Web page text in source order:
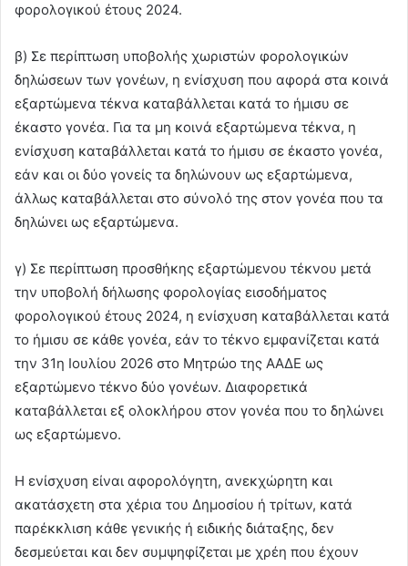
φορολογικού έτους 2024.
β) Σε περίπτωση υποβολής χωριστών φορολογικών
δηλώσεων των γονέων, η ενίσχυση που αφορά στα κοινά
εξαρτώμενα τέκνα καταβάλλεται κατά το ήμισυ σε
έκαστο γονέα. Για τα μη κοινά εξαρτώμενα τέκνα, η
ενίσχυση καταβάλλεται κατά το ήμισυ σε έκαστο γονέα,
εάν και οι δύο γονείς τα δηλώνουν ως εξαρτώμενα,
άλλως καταβάλλεται στο σύνολό της στον γονέα που τα
δηλώνει ως εξαρτώμενα.
γ) Σε περίπτωση προσθήκης εξαρτώμενου τέκνου μετά
την υποβολή δήλωσης φορολογίας εισοδήματος
φορολογικού έτους 2024, η ενίσχυση καταβάλλεται κατά
το ήμισυ σε κάθε γονέα, εάν το τέκνο εμφανίζεται κατά
την 31η Ιουλίου 2026 στο Μητρώο της ΑΑΔΕ ως
εξαρτώμενο τέκνο δύο γονέων. Διαφορετικά
καταβάλλεται εξ ολοκλήρου στον γονέα που το δηλώνει
ως εξαρτώμενο.
Η ενίσχυση είναι αφορολόγητη, ανεκχώρητη και
ακατάσχετη στα χέρια του Δημοσίου ή τρίτων, κατά
παρέκκλιση κάθε γενικής ή ειδικής διάταξης, δεν
δεσμεύεται και δεν συμψηφίζεται με χρέη που έχουν